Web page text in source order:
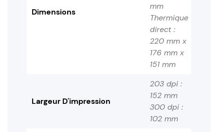
Dimensions
mm
Thermique
direct :
220 mm x
176 mm x
151 mm
Largeur D'impression
203 dpi :
152 mm
300 dpi :
102 mm